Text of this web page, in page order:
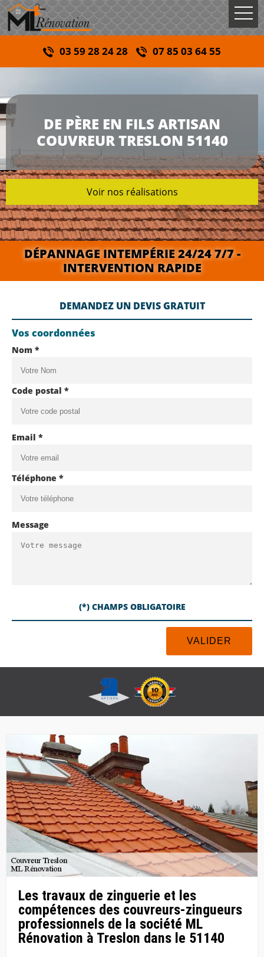
03 59 28 24 28 07 85 03 64 55
DE PÈRE EN FILS ARTISAN
COUVREUR TRESLON 51140
Voir nos réalisations
DÉPANNAGE INTEMPÉRIE 24/24 7/7 -
INTERVENTION RAPIDE
DEMANDEZ UN DEVIS GRATUIT
Vos coordonnées
Nom *
Code postal *
Email *
Téléphone *
Message
(*) CHAMPS OBLIGATOIRE
Les travaux de zinguerie et les
compétences des couvreurs-zingueurs
professionnels de la société ML
Rénovation à Treslon dans le 51140